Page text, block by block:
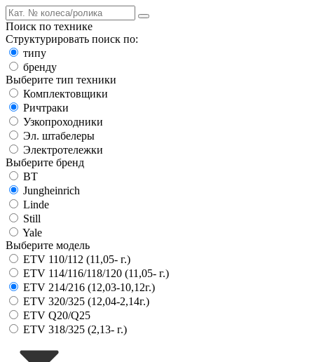
Поиск по технике
Структурировать поиск по:
типу
бренду
Выберите тип техники
Комплектовщики
Ричтраки
Узкопроходники
Эл. штабелеры
Электротележки
Выберите бренд
BT
Jungheinrich
Linde
Still
Yale
Выберите модель
ETV 110/112 (11,05- г.)
ETV 114/116/118/120 (11,05- г.)
ETV 214/216 (12,03-10,12г.)
ETV 320/325 (12,04-2,14г.)
ETV Q20/Q25
ETV 318/325 (2,13- г.)